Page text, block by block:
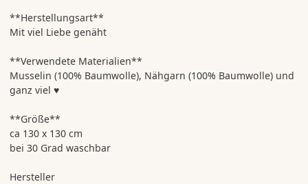
**Herstellungsart**
Mit viel Liebe genäht
**Verwendete Materialien**
Musselin (100% Baumwolle), Nähgarn (100% Baumwolle) und
ganz viel ♥
**Größe**
ca 130 x 130 cm
bei 30 Grad waschbar
Hersteller